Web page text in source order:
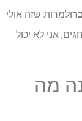
ולמרות שזה אולי
אני לא יכול
מה